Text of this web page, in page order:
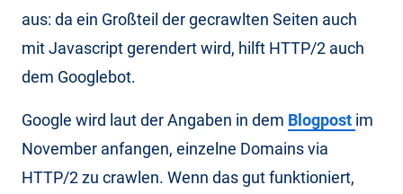
aus: da ein Großteil der gecrawlten Seiten auch
mit Javascript gerendert wird, hilft HTTP/2 auch
dem Googlebot.
Google wird laut der Angaben in dem Blogpost im
November anfangen, einzelne Domains via
HTTP/2 zu crawlen. Wenn das gut funktioniert,